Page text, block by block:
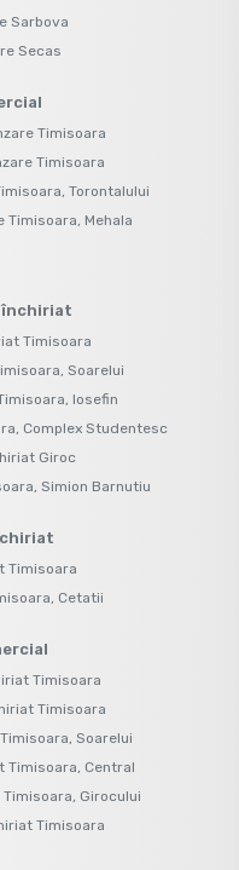
Sarbova
Secas
Timisoara
Timisoara
Torontalului
Mehala
închiriat
Timisoara
Soarelui
Iosefin
Complex Studentesc
Giroc
Simion Barnutiu
Timisoara
Cetatii
Timisoara
Timisoara
Soarelui
Timisoara, Central
Girocului
Timisoara